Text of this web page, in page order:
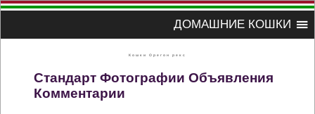
ДОМАШНИЕ КОШКИ
Кошки Орегон рекс
Стандарт Фотографии Объявления
Комментарии